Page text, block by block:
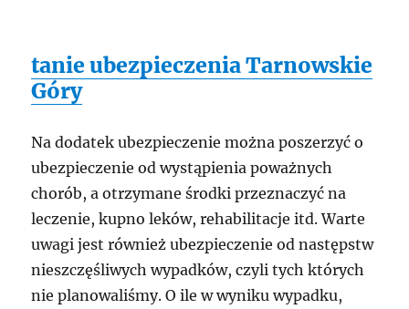
tanie ubezpieczenia Tarnowskie
Góry
Na dodatek ubezpieczenie można poszerzyć o
ubezpieczenie od wystąpienia poważnych
chorób, a otrzymane środki przeznaczyć na
leczenie, kupno leków, rehabilitacje itd. Warte
uwagi jest również ubezpieczenie od następstw
nieszczęśliwych wypadków, czyli tych których
nie planowaliśmy. O ile w wyniku wypadku,